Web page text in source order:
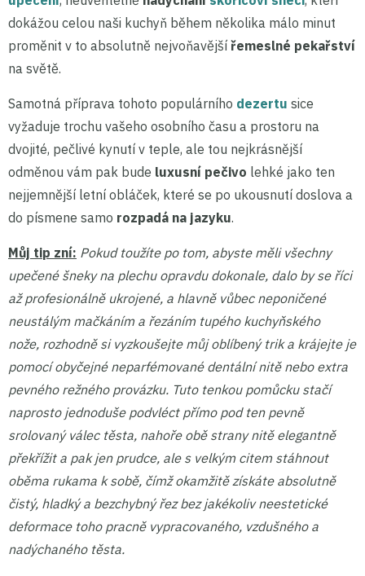
dokážou celou naši kuchyň během několika málo minut
proměnit v to absolutně nejvoňavější řemeslné pekařství
na světě.
Samotná příprava tohoto populárního dezertu sice
vyžaduje trochu vašeho osobního času a prostoru na
dvojité, pečlivé kynutí v teple, ale tou nejkrásnější
odměnou vám pak bude luxusní pečivo lehké jako ten
nejjemnější letní obláček, které se po ukousnutí doslova a
do písmene samo rozpadá na jazyku.
Můj tip zní: Pokud toužíte po tom, abyste měli všechny
upečené šneky na plechu opravdu dokonale, dalo by se říci
až profesionálně ukrojené, a hlavně vůbec neponičené
neustálým mačkáním a řezáním tupého kuchyňského
nože, rozhodně si vyzkoušejte můj oblíbený trik a krájejte je
pomocí obyčejné neparfémované dentální nitě nebo extra
pevného režného provázku. Tuto tenkou pomůcku stačí
naprosto jednoduše podvléct přímo pod ten pevně
srolovaný válec těsta, nahoře obě strany nitě elegantně
překřížit a pak jen prudce, ale s velkým citem stáhnout
oběma rukama k sobě, čímž okamžitě získáte absolutně
čistý, hladký a bezchybný řez bez jakékoliv neestetické
deformace toho pracně vypracovaného, vzdušného a
nadýchaného těsta.